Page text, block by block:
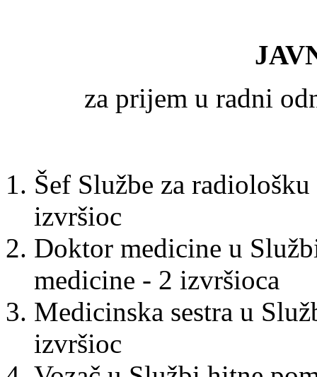
za prijem u radni
Šef Službe za
izvršioc
Doktor medicine u
medicine - 2 izvršioca
Medicinska sestra u
izvršioc